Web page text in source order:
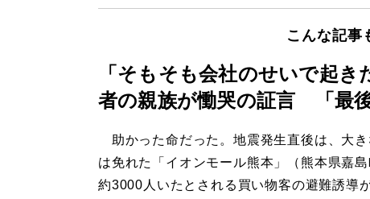
こんな記事
「そもそも会社のせいで起
者の親族が慟哭の証言 「最
助かった命だった。地震発生直後は、大
は免れた「イオンモール熊本」（熊本県嘉島
約3000人いたとされる買い物客の避難誘導